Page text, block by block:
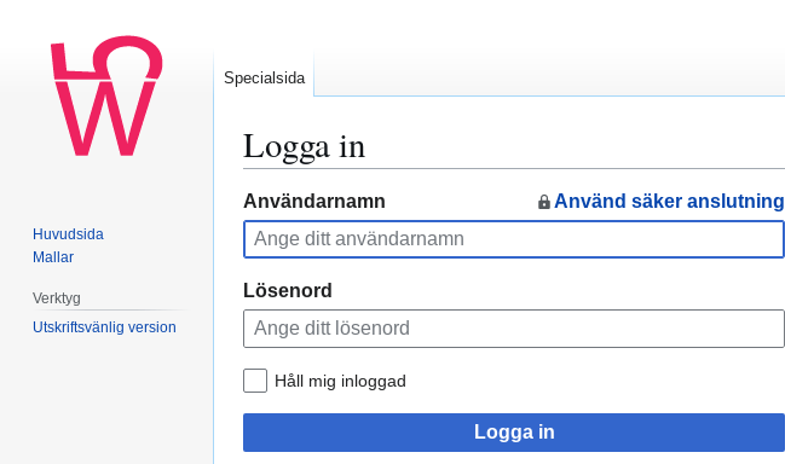
Logga in
Hoppa
till
navigering
Hoppa
till
sök
Användarnamn Använd säker anslutning
Lösenord
Håll mig inloggad
Logga in
Specialsida
Huvudsida
Mallar
Verktyg
Utskriftsvänlig version